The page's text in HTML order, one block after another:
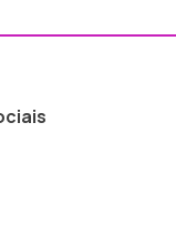
ao